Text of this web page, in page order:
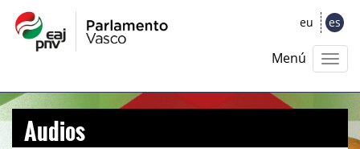
eu es
Menú
Audios